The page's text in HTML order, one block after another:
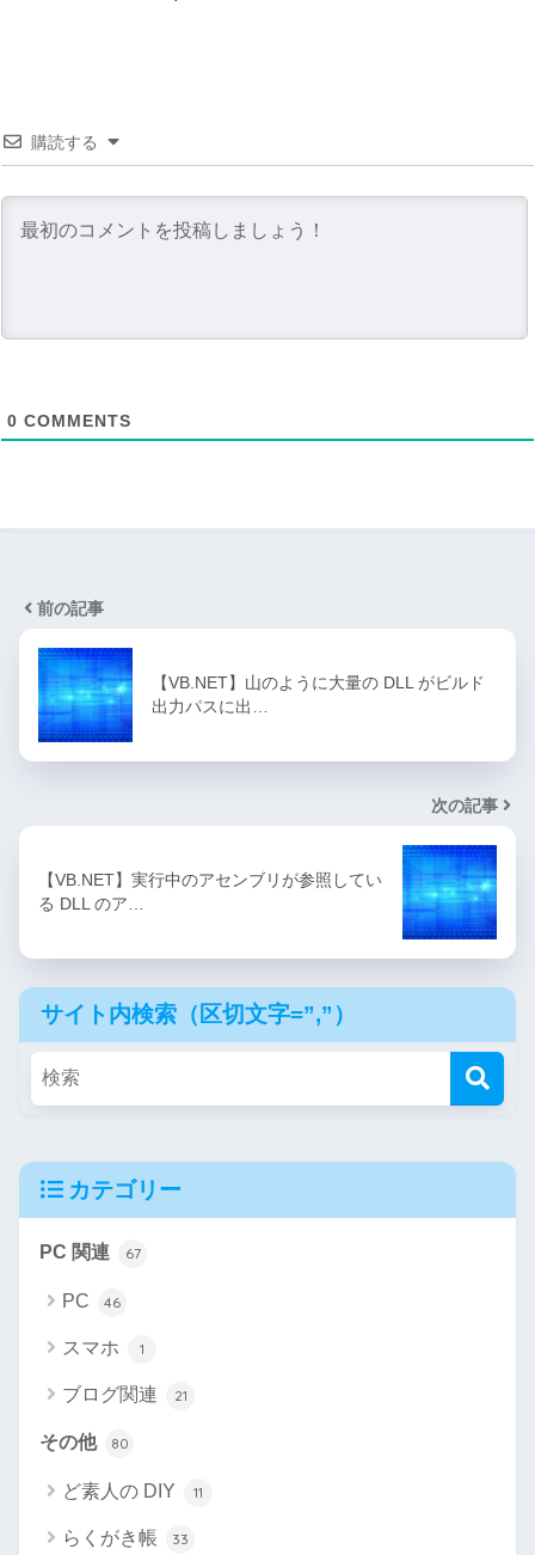
購読する
0 COMMENTS
前の記事
【VB.NET】山のように大量の DLL がビルド
出力パスに出…
次の記事
【VB.NET】実行中のアセンブリが参照してい
る DLL のア…
サイト内検索（区切文字=”,”）
カテゴリー
PC 関連 67
PC 46
スマホ 1
ブログ関連 21
その他 80
ど素人の DIY 11
らくがき帳 33